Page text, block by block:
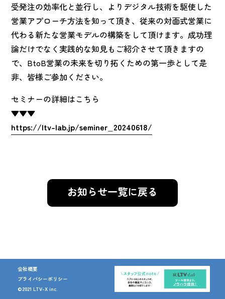
受発注の効率化と並行し、よりデジタル技術を駆使した
営業アプローチ方法を知って頂き、従来の対面式営業に
代わる新たな営業モデルの構築をして頂けます。成功理
論だけでなく実践的な知見もご紹介させて頂きますの
で、BtoB営業の未来を切り拓くための第一歩として是
非、皆様ご参加ください。
セミナーの詳細はこちら
▼▼▼
https://ltv-lab.jp/seminer_20240618/
お知らせ一覧に戻る
会社概要
プライバシーポリシー
©2021 LTV-X inc.